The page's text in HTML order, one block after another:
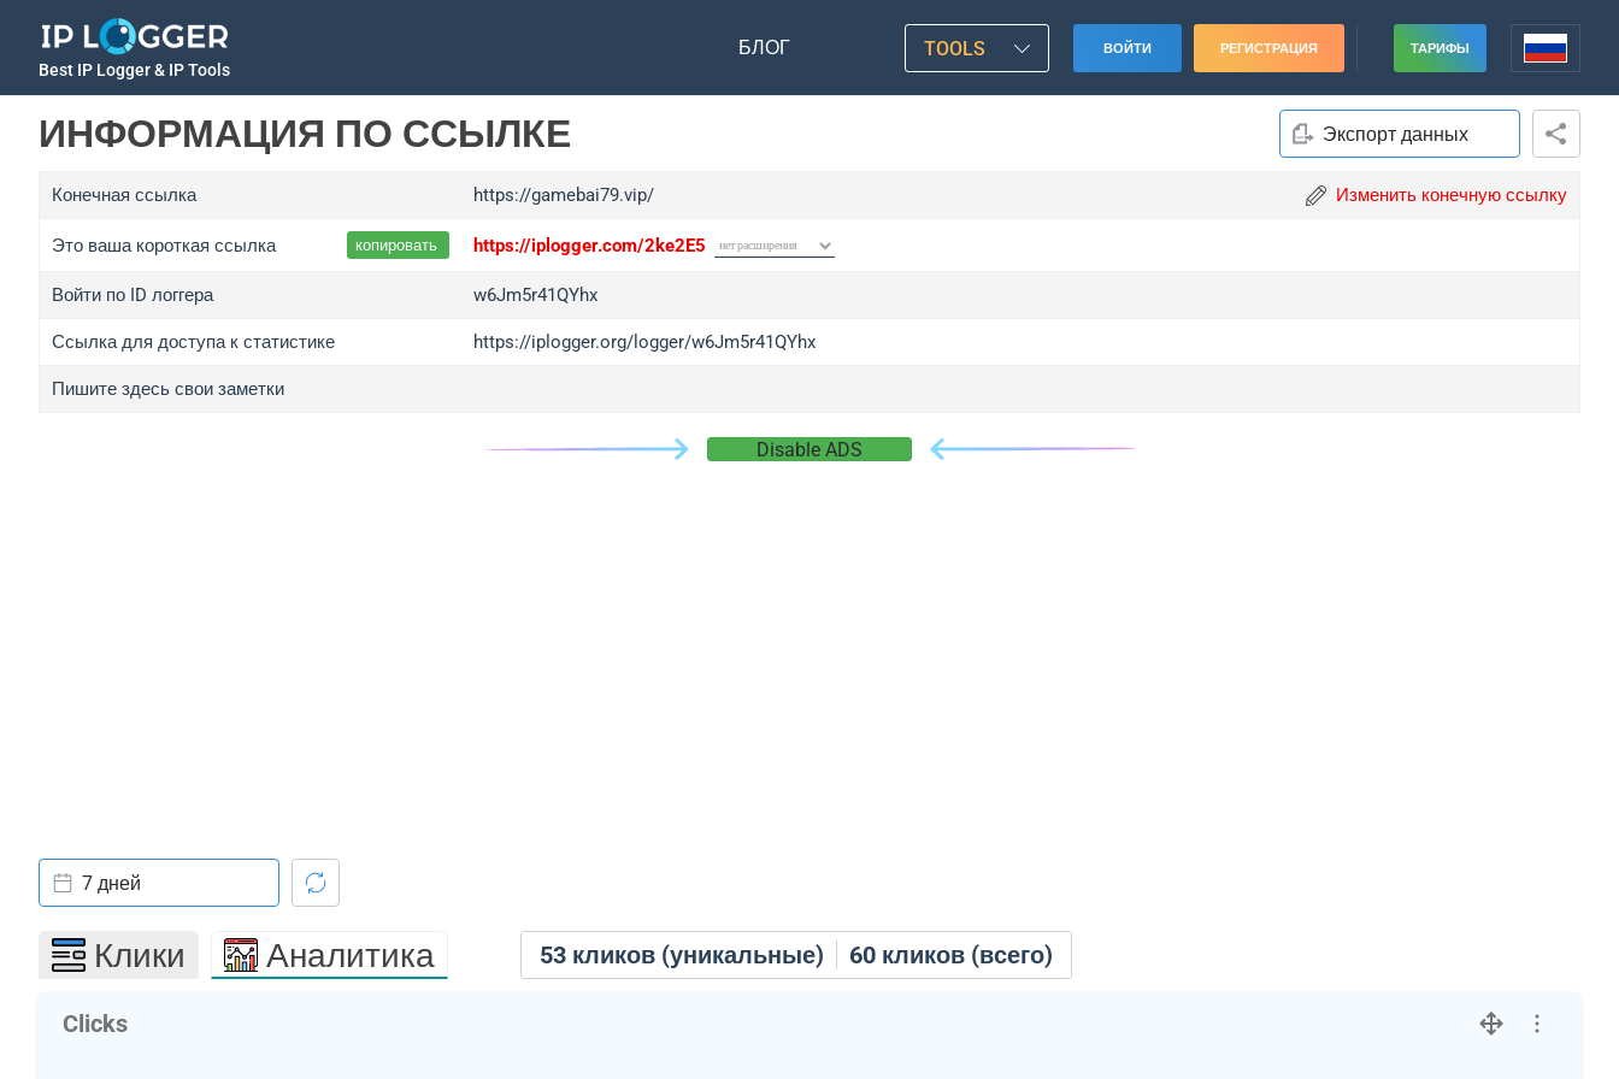
Best IP Logger & IP Tools
БЛОГ TOOLS ВОЙТИ РЕГИСТРАЦИЯ ТАРИФЫ
ИНФОРМАЦИЯ ПО ССЫЛКЕ Экспорт данных
Конечная ссылка https://gamebai79.vip/ Изменить конечную ссылку
Это ваша короткая ссылка копировать https://iplogger.com/2ke2E5
Войти по ID логгера w6Jm5r41QYhx
Ссылка для доступа к статистике https://iplogger.org/logger/w6Jm5r41QYhx
Пишите здесь свои заметки
Disable ADS
53 кликов (уникальные) 60 кликов (всего)
7 дней
Клики Аналитика
Clicks